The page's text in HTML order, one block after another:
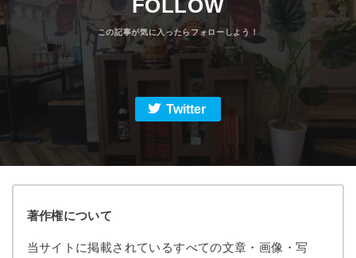
FOLLOW
Twitter
著作権について
当サイトに掲載されているすべての文章・画像・写